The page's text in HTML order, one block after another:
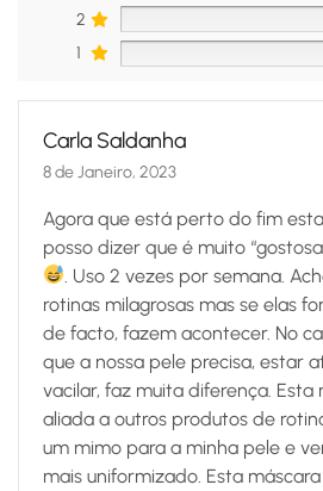
2
1
Carla Saldanha
8 de Janeiro, 2023
Agora que está perto do fim
posso dizer que é muito
. Uso 2 vezes por semana.
rotinas milagrosas mas se elas
de facto, fazem acontecer. No
que a nossa pele precisa, estar
vacilar, faz muita diferença. Esta
aliada a outros produtos de
um mimo para a minha pele e
mais uniformizado. Esta